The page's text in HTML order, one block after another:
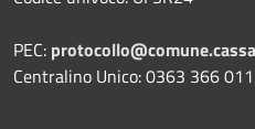
PEC:
Centralino Unico: 0363 366 011